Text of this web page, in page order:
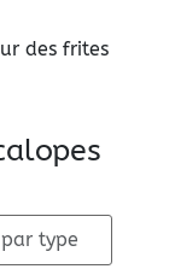
des frites